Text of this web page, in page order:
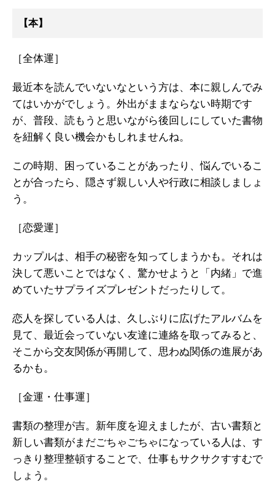
【本】
［全体運］
最近本を読んでいないなという方は、本に親しんでみ
てはいかがでしょう。外出がままならない時期です
が、普段、読もうと思いながら後回しにしていた書物
を紐解く良い機会かもしれませんね。
この時期、困っていることがあったり、悩んでいるこ
とが合ったら、隠さず親しい人や行政に相談しましょ
う。
［恋愛運］
カップルは、相手の秘密を知ってしまうかも。それは
決して悪いことではなく、驚かせようと「内緒」で進
めていたサプライズプレゼントだったりして。
恋人を探している人は、久しぶりに広げたアルバムを
見て、最近会っていない友達に連絡を取ってみると、
そこから交友関係が再開して、思わぬ関係の進展があ
るかも。
［金運・仕事運］
書類の整理が吉。新年度を迎えましたが、古い書類と
新しい書類がまだごちゃごちゃになっている人は、す
っきり整理整頓することで、仕事もサクサクすすむで
しょう。